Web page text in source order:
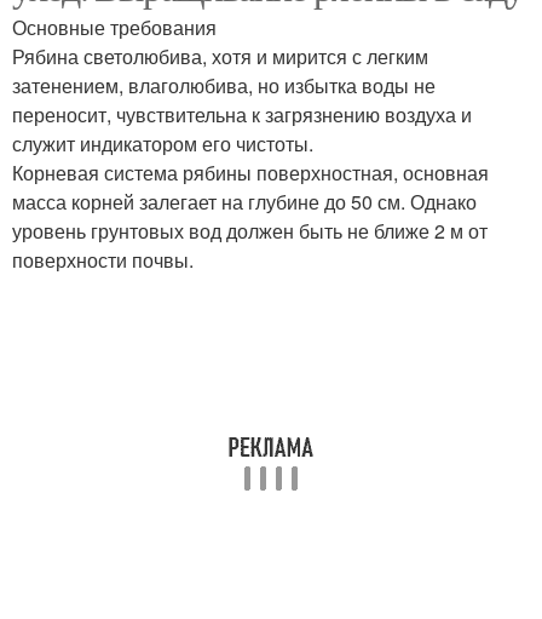
Основные требования
Рябина светолюбива, хотя и мирится с легким
затенением, влаголюбива, но избытка воды не
переносит, чувствительна к загрязнению воздуха и
служит индикатором его чистоты.
Корневая система рябины поверхностная, основная
масса корней залегает на глубине до 50 см. Однако
уровень грунтовых вод должен быть не ближе 2 м от
поверхности почвы.